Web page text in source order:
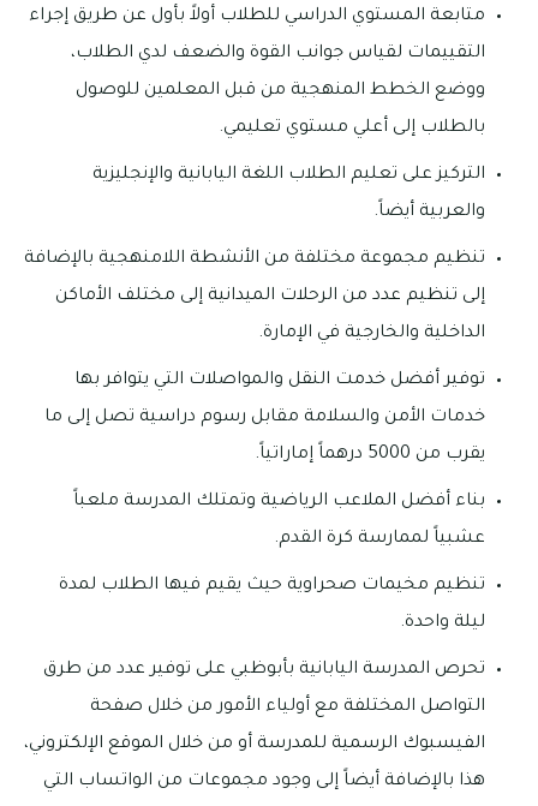
متابعة المستوي الدراسي للطلاب أولاً بأول عن طريق إجراء
التقييمات لقياس جوانب القوة والضعف لدي الطلاب،
ووضع الخطط المنهجية من قبل المعلمين للوصول
بالطلاب إلى أعلي مستوي تعليمي.
التركيز على تعليم الطلاب اللغة اليابانية والإنجليزية
والعربية أيضاً.
تنظيم مجموعة مختلفة من الأنشطة اللامنهجية بالإضافة
إلى تنظيم عدد من الرحلات الميدانية إلى مختلف الأماكن
الداخلية والخارجية في الإمارة.
توفير أفضل خدمت النقل والمواصلات التي يتوافر بها
خدمات الأمن والسلامة مقابل رسوم دراسية تصل إلى ما
يقرب من 5000 درهماً إماراتياً.
بناء أفضل الملاعب الرياضية وتمتلك المدرسة ملعباً
عشبياً لممارسة كرة القدم.
تنظيم مخيمات صحراوية حيث يقيم فيها الطلاب لمدة
ليلة واحدة.
تحرص المدرسة اليابانية بأبوظبي على توفير عدد من طرق
التواصل المختلفة مع أولياء الأمور من خلال صفحة
الفيسبوك الرسمية للمدرسة أو من خلال الموقع الإلكتروني،
هذا بالإضافة أيضاً إلى وجود مجموعات من الواتساب التي